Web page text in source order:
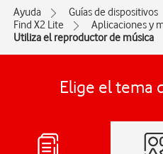
Ayuda Guías de dispositivos
Find X2 Lite
Aplicaciones y
Utiliza el reproductor de música
Elige el tema